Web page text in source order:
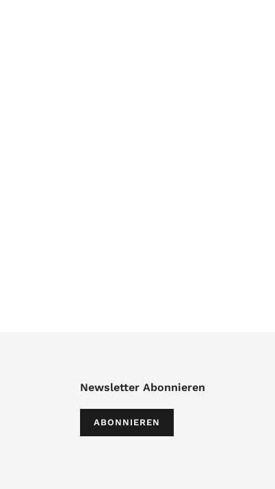
Newsletter Abonnieren
ABONNIEREN